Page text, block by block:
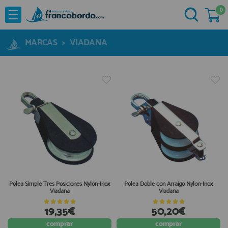
NOVEDADES
OFERTAS
MARCAS
Aforadores e Indicadores
Agua a Bordo
Cabuyeria
Compresores
Confort a Bordo
Deportes Nauticos
Electricidad
Electronica
Embarcaciones
He comprado otras veces aquí
Ya soy cliente
Recordarme ¿Olvidó su contraseña?
0
MARCAS > VIADANA
Polea Simple Tres Posiciones Nylon-Inox
Viadana
19,35€
comprar
Polea Doble con Arraigo Nylon-Inox
Viadana
50,20€
comprar